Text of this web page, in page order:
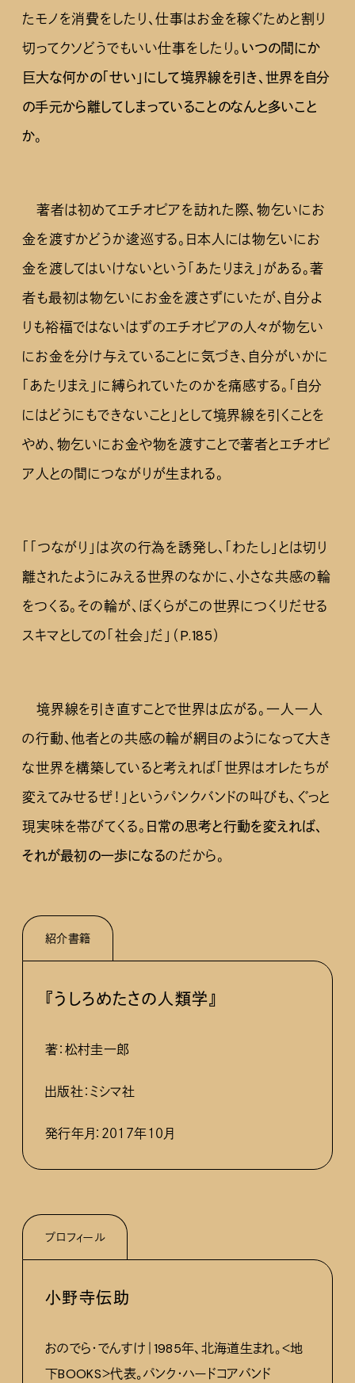
たモノを消費をしたり、仕事はお金を稼ぐためと割り
切ってクソどうでもいい仕事をしたり。いつの間にか
巨大な何かの「せい」にして境界線を引き、世界を自分
の手元から離してしまっていることのなんと多いこと
か。
著者は初めてエチオピアを訪れた際、物乞いにお
金を渡すかどうか逡巡する。日本人には物乞いにお
金を渡してはいけないという「あたりまえ」がある。著
者も最初は物乞いにお金を渡さずにいたが、自分よ
りも裕福ではないはずのエチオピアの人々が物乞い
にお金を分け与えていることに気づき、自分がいかに
「あたりまえ」に縛られていたのかを痛感する。「自分
にはどうにもできないこと」として境界線を引くことを
やめ、物乞いにお金や物を渡すことで著者とエチオピ
ア人との間につながりが生まれる。
「「つながり」は次の行為を誘発し、「わたし」とは切り
離されたようにみえる世界のなかに、小さな共感の輪
をつくる。その輪が、ぼくらがこの世界につくりだせる
スキマとしての「社会」だ」（P.185）
境界線を引き直すことで世界は広がる。一人一人
の行動、他者との共感の輪が網目のようになって大き
な世界を構築していると考えれば「世界はオレたちが
変えてみせるぜ！」というパンクバンドの叫びも、ぐっと
現実味を帯びてくる。 日常の思考と行動を変えれば、
それが最初の一歩になるのだから。
紹介書籍
『うしろめたさの人類学』
著：松村圭一郎
出版社：ミシマ社
発行年月：２０１７年１０月
プロフィール
小野寺伝助
おのでら・でんすけ｜1985年、北海道生まれ。＜地
下BOOKS＞代表。パンク・ハードコアバンド